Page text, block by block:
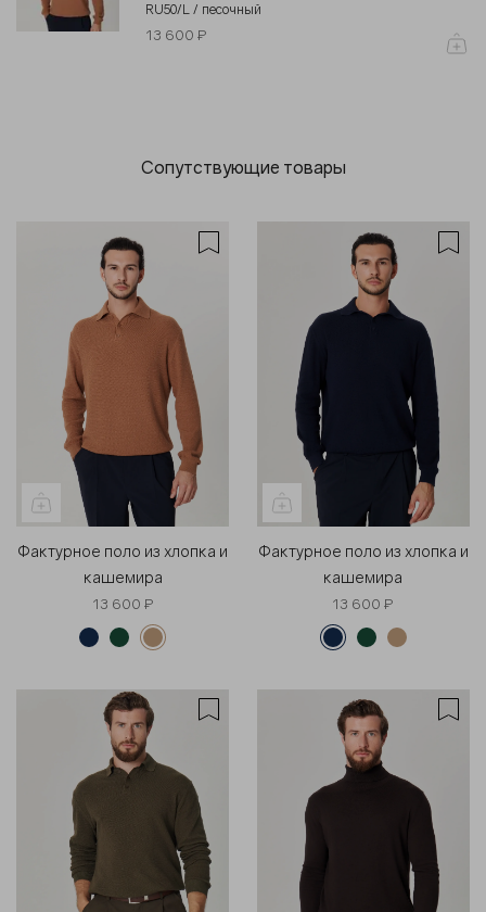
RU50/L / песочный
13 600 ₽
Сопутствующие товары
Фактурное поло из хлопка и
кашемира
13 600 ₽
Фактурное поло из хлопка и
кашемира
13 600 ₽